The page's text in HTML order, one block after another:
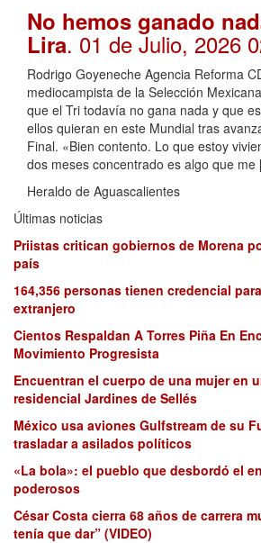
No hemos ganado
Lira. 01 de Julio, 2026
Rodrigo Goyeneche Agencia Reforma
mediocampista de la Selección
que el Tri todavía no gana nada y que
ellos quieran en este Mundial tras
Final. «Bien contento. Lo que estoy
dos meses concentrado es algo que
Heraldo de Aguascalientes
Últimas noticias
Priistas critican gobiernos de Morena
país
164,356 personas tienen credencial
extranjero
Cientos Respaldan A Torres Piña En
Movimiento Progresista
Encuentran el cuerpo de una mujer en
residencial Jardines de Sellés
México usa aviones Gulfstream de su
trasladar a asilados políticos
«La bola»: el pueblo que desbordó el
poderosos
César Costa cierra 68 años de carrera
tenía que dar” (VIDEO)